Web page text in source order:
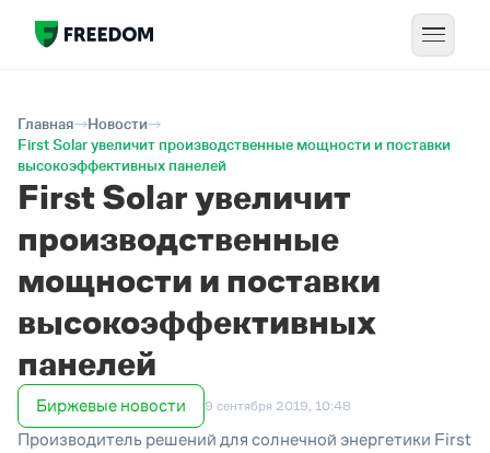
Главная
Новости
First Solar увеличит производственные мощности и поставки
высокоэффективных панелей
First Solar увеличит
производственные
мощности и поставки
высокоэффективных
панелей
Биржевые новости 9 сентября 2019, 10:48
Производитель решений для солнечной энергетики First